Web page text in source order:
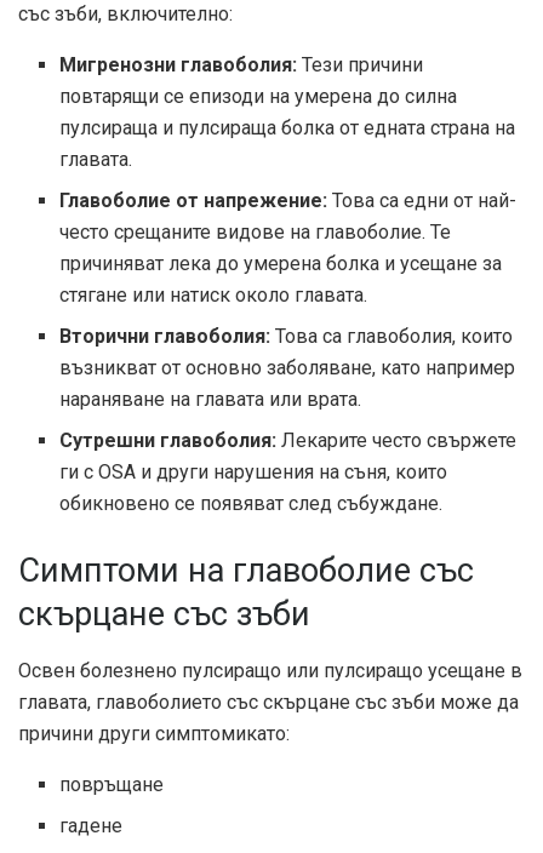
със зъби, включително:
Мигренозни главоболия: Тези причини
повтарящи се епизоди на умерена до силна
пулсираща и пулсираща болка от едната страна на
главата.
Главоболие от напрежение: Това са едни от най-
често срещаните видове на главоболие. Те
причиняват лека до умерена болка и усещане за
стягане или натиск около главата.
Вторични главоболия: Това са главоболия, които
възникват от основно заболяване, като например
нараняване на главата или врата.
Сутрешни главоболия: Лекарите честосвържете
ги с OSA и други нарушения на съня, които
обикновено се появяват след събуждане.
Симптоми на главоболие със
скърцане със зъби
Освен болезнено пулсиращо или пулсиращо усещане в
главата, главоболието със скърцане със зъби може да
причини други симптомикато:
повръщане
гадене